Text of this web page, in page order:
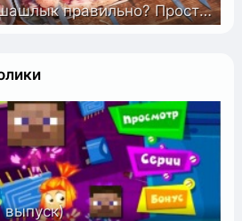
Как приготовить шашлык правильно? Простые правила. ENG SUB.